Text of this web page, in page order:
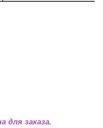
для заказа.